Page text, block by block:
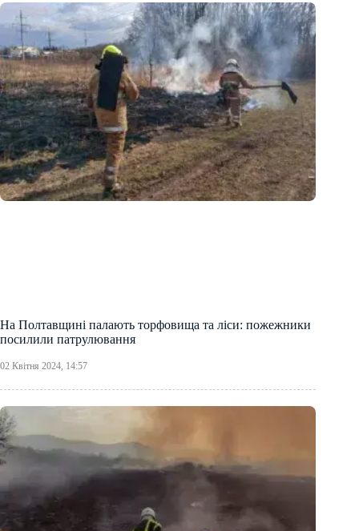
На Полтавщині палають торфовища та ліси: пожежники
посилили патрулювання
02 Квітня 2024, 14:57